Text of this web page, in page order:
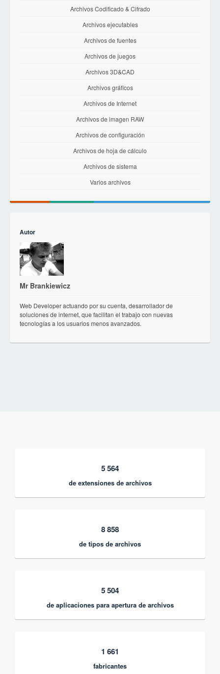
Archivos Codificado & Cifrado
Archivos ejecutables
Archivos de fuentes
Archivos de juegos
Archivos 3D&CAD
Archivos gráficos
Archivos de Internet
Archivos de imagen RAW
Archivos de configuración
Archivos de hoja de cálculo
Archivos de sistema
Varios archivos
Autor
Mr Brankiewicz
Web Developer actuando por su cuenta, desarrollador de
soluciones de internet, que facilitan el trabajo con nuevas
tecnologías a los usuarios menos avanzados.
5 564
de extensiones de archivos
8 858
de tipos de archivos
5 504
de aplicaciones para apertura de archivos
1 661
fabricantes